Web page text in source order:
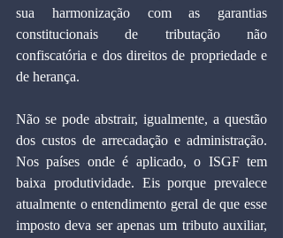
sua harmonização com as garantias
constitucionais de tributação não
confiscatória e dos direitos de propriedade e
de herança.
Não se pode abstrair, igualmente, a questão
dos custos de arrecadação e administração.
Nos países onde é aplicado, o ISGF tem
baixa produtividade. Eis porque prevalece
atualmente o entendimento geral de que esse
imposto deva ser apenas um tributo auxiliar,